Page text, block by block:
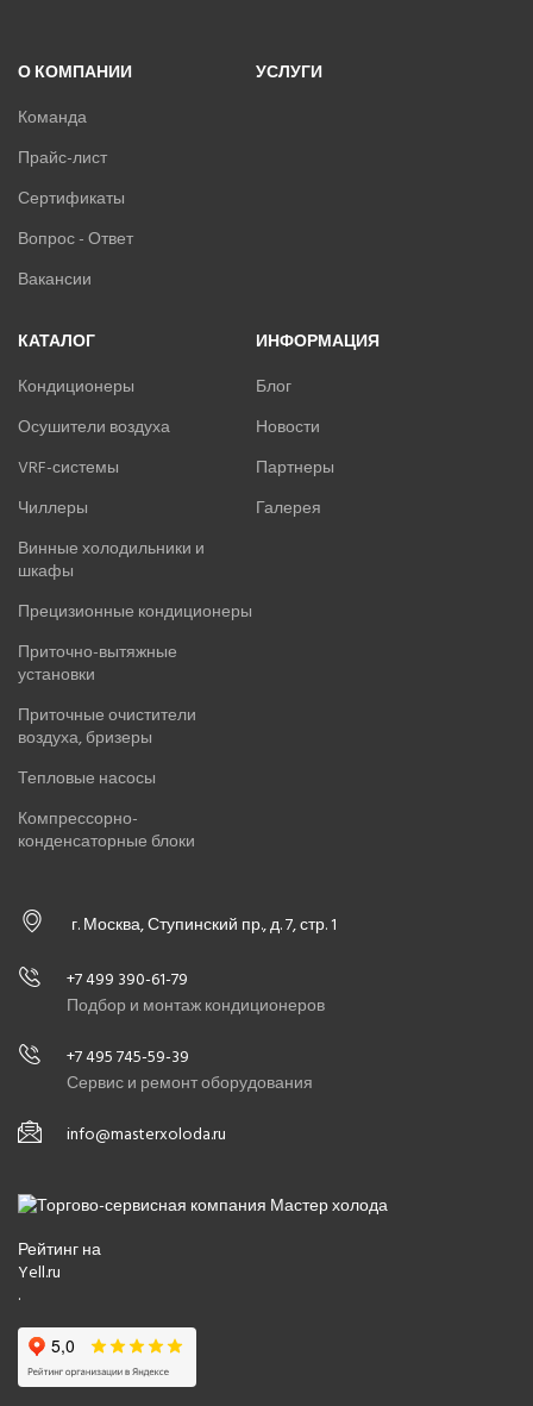
О КОМПАНИИ
Команда
Прайс-лист
Сертификаты
Вопрос - Ответ
Вакансии
УСЛУГИ
КАТАЛОГ
Кондиционеры
Осушители воздуха
VRF-системы
Чиллеры
Винные холодильники и
шкафы
Прецизионные кондиционеры
Приточно-вытяжные
установки
Приточные очистители
воздуха, бризеры
Тепловые насосы
Компрессорно-
конденсаторные блоки
ИНФОРМАЦИЯ
Блог
Новости
Партнеры
Галерея
г. Москва, Ступинский пр., д. 7, стр. 1
+7 499 390-61-79
Подбор и монтаж кондиционеров
+7 495 745-59-39
Сервис и ремонт оборудования
info@masterxoloda.ru
Рейтинг на
Yell.ru
.